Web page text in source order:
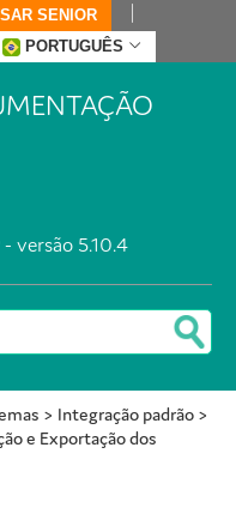
SENIOR
PORTUGUÊS
versão 5.10.4
> Integração padrão >
e Exportação dos